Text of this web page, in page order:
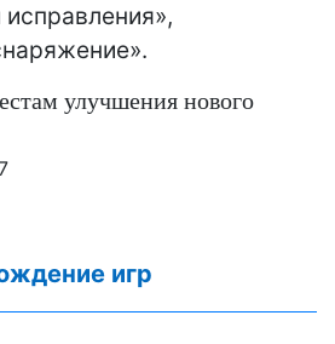
улучшения нового
игр